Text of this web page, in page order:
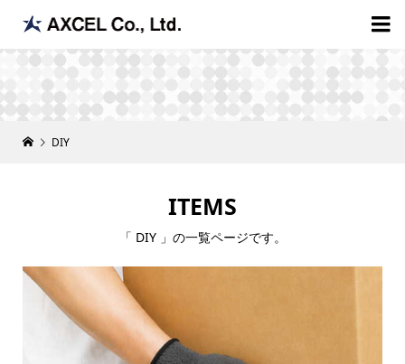

DIY
ITEMS
「 DIY 」の一覧ページです。